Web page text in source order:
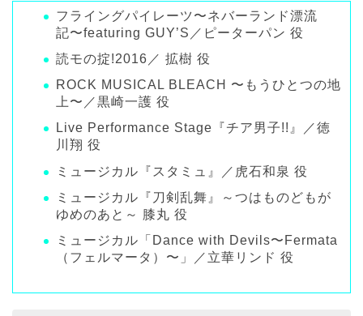
フライングパイレーツ〜ネバーランド漂流
記〜featuring GUY’S／ピーターパン 役
読モの掟!2016／ 拡樹 役
ROCK MUSICAL BLEACH 〜もうひとつの地
上〜／黒崎一護 役
Live Performance Stage『チア男子!!』／徳
川翔 役
ミュージカル『スタミュ』／虎石和泉 役
ミュージカル『刀剣乱舞』～つはものどもが
ゆめのあと～ 膝丸 役
ミュージカル「Dance with Devils〜Fermata
（フェルマータ）〜」／立華リンド 役